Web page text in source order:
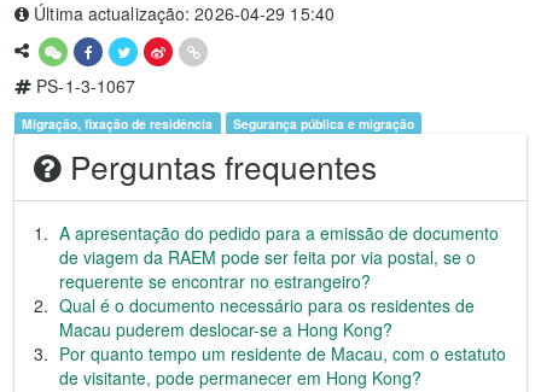
Última actualização: 2026-04-29 15:40
PS-1-3-1067
Migração, fixação de residência Segurança pública e migração
Perguntas frequentes
A apresentação do pedido para a emissão de documento
de viagem da RAEM pode ser feita por via postal, se o
requerente se encontrar no estrangeiro?
Qual é o documento necessário para os residentes de
Macau puderem deslocar-se a Hong Kong?
Por quanto tempo um residente de Macau, com o estatuto
de visitante, pode permanecer em Hong Kong?